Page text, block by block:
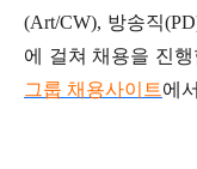
(Art/CW), 방송직
에 걸쳐 채용을 진
그룹 채용사이트에